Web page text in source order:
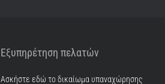
Εξυπηρέτηση πελατών
Ασκήστε εδώ το δικαίωμα υπαναχώρησης